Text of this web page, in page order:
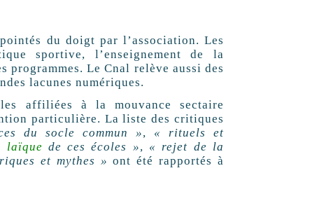
du doigt par l’association. Les
sportive, l’enseignement de la
programmes. Le Cnal relève aussi des
lacunes numériques.
affiliées à la mouvance sectaire
particulière. La liste des critiques
du socle commun », « rituels et
laïque de ces écoles », « rejet de la
et mythes » ont été rapportés à